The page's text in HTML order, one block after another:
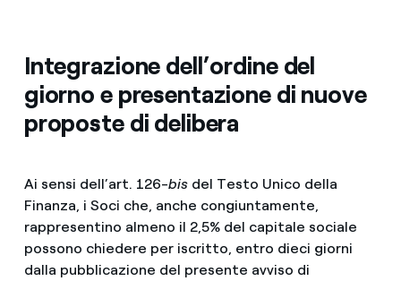
Integrazione dell’ordine del
giorno e presentazione di nuove
proposte di delibera
Ai sensi dell’art. 126-bisdel Testo Unico della
Finanza, i Soci che, anche congiuntamente,
rappresentino almeno il 2,5% del capitale sociale
possono chiedere per iscritto, entro dieci giorni
dalla pubblicazione del presente avviso di